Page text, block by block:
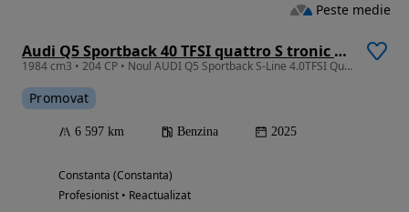
Audi Q5 Sportback 40 TFSI quattro S tronic MHEV
1984 cm3 • 204 CP • Noul AUDI Q5 Sportback S-Line 4.0TFSI Quattro ST7 204CP 2026MY
Promovat
6 597 km Benzina 2025
Constanta (Constanta)
Profesionist • Reactualizat
Peste medie